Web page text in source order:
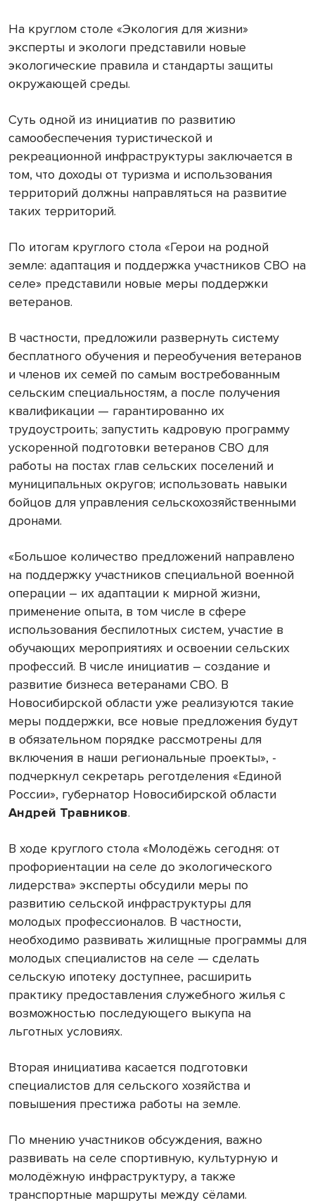
На круглом столе «Экология для жизни»
эксперты и экологи представили новые
экологические правила и стандарты защиты
окружающей среды.
Суть одной из инициатив по развитию
самообеспечения туристической и
рекреационной инфраструктуры заключается в
том, что доходы от туризма и использования
территорий должны направляться на развитие
таких территорий.
По итогам круглого стола «Герои на родной
земле: адаптация и поддержка участников СВО на
селе» представили новые меры поддержки
ветеранов.
В частности, предложили развернуть систему
бесплатного обучения и переобучения ветеранов
и членов их семей по самым востребованным
сельским специальностям, а после получения
квалификации — гарантированно их
трудоустроить; запустить кадровую программу
ускоренной подготовки ветеранов СВО для
работы на постах глав сельских поселений и
муниципальных округов; использовать навыки
бойцов для управления сельскохозяйственными
дронами.
«Большое количество предложений направлено
на поддержку участников специальной военной
операции – их адаптации к мирной жизни,
применение опыта, в том числе в сфере
использования беспилотных систем, участие в
обучающих мероприятиях и освоении сельских
профессий. В числе инициатив – создание и
развитие бизнеса ветеранами СВО. В
Новосибирской области уже реализуются такие
меры поддержки, все новые предложения будут
в обязательном порядке рассмотрены для
включения в наши региональные проекты», -
подчеркнул секретарь реготделения «Единой
России», губернатор Новосибирской области
Андрей Травников.
В ходе круглого стола «Молодёжь сегодня: от
профориентации на селе до экологического
лидерства» эксперты обсудили меры по
развитию сельской инфраструктуры для
молодых профессионалов. В частности,
необходимо развивать жилищные программы для
молодых специалистов на селе — сделать
сельскую ипотеку доступнее, расширить
практику предоставления служебного жилья с
возможностью последующего выкупа на
льготных условиях.
Вторая инициатива касается подготовки
специалистов для сельского хозяйства и
повышения престижа работы на земле.
По мнению участников обсуждения, важно
развивать на селе спортивную, культурную и
молодёжную инфраструктуру, а также
транспортные маршруты между сёлами.